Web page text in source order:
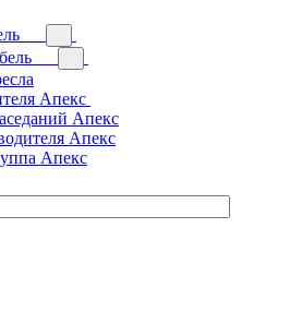
Апекс
Апекс
Апекс
Апекс